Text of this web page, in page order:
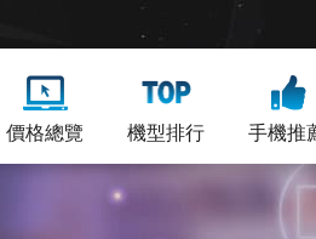
價格總覽 機型排行 手機推